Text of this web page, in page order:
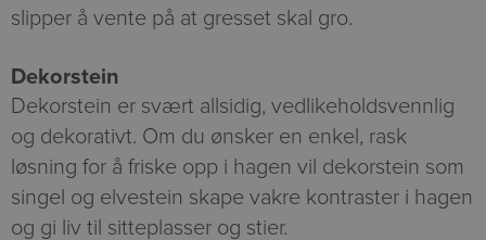
slipper å vente på at gresset skal gro.
Dekorstein
Dekorstein er svært allsidig, vedlikeholdsvennlig
og dekorativt. Om du ønsker en enkel, rask
løsning for å friske opp i hagen vil dekorstein som
singel og elvestein skape vakre kontraster i hagen
og gi liv til sitteplasser og stier.